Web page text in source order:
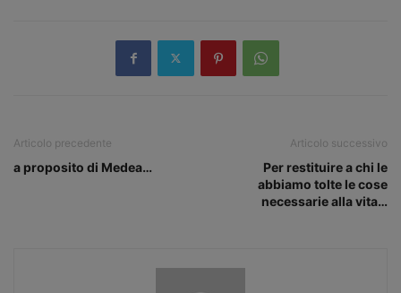
Articolo precedente
a proposito di Medea…
Articolo successivo
Per restituire a chi le
abbiamo tolte le cose
necessarie alla vita…